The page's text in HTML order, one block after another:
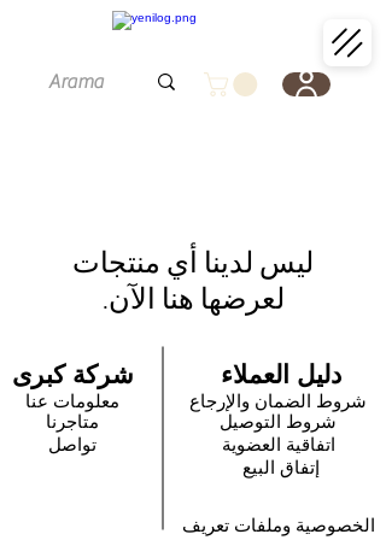
لعرضها هنا الآن.
شركة كبرى دليل العملاء
معلومات عنا
متاجرنا
شروط الضمان والإرجاع
شروط التوصيل
تواصل
اتفاقية العضوية
إتفاق البيع
الخصوصية وملفات تعريف